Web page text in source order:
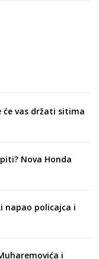
će vas držati sitima
Nova Honda
napao policajca i
i